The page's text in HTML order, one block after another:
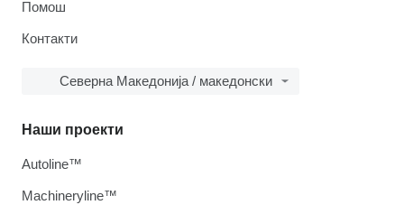
Помош
Контакти
Северна Македонија / македонски
Наши проекти
Autoline™
Machineryline™